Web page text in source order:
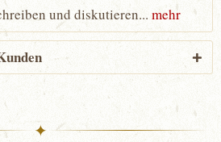
und diskutieren... mehr
✦